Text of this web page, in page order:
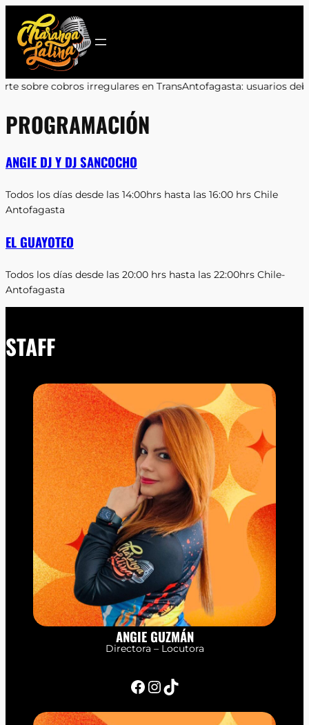
contenido
irregulares en TransAntofagasta: usuarios deben reclamar a
PROGRAMACIÓN
ANGIE DJ Y DJ SANCOCHO
Todos los días desde las 14:00hrs hasta las 16:00 hrs Chile
Antofagasta
EL GUAYOTEO
Todos los días desde las 20:00 hrs hasta las 22:00hrs Chile-
Antofagasta
STAFF
ANGIE GUZMÁN
Directora – Locutora
Facebook InstagramTikTok